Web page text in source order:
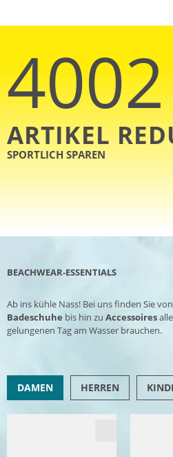
4002
ARTIKEL
SPORTLICH SPAREN
BEACHWEAR-ESSENTIALS
Ab ins kühle Nass! Bei uns finden Sie von
Badeschuhe bis hin zu Accessoires
gelungenen Tag am Wasser brauchen.
DAMEN HERREN